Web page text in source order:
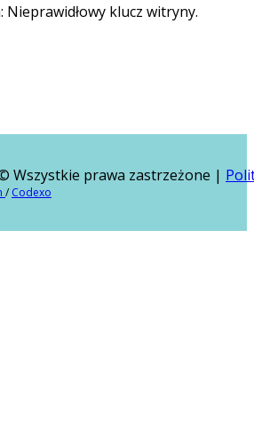
Nieprawidłowy klucz witryny.
Wszystkie prawa zastrzeżone |
/ Codexo